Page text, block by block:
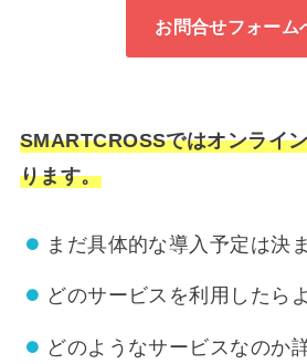
お問合せフォーム
SMARTCROSSではオンライ
ります。
まだ具体的な導入予定は決
どのサービスを利用したら
どのようなサービスなのか